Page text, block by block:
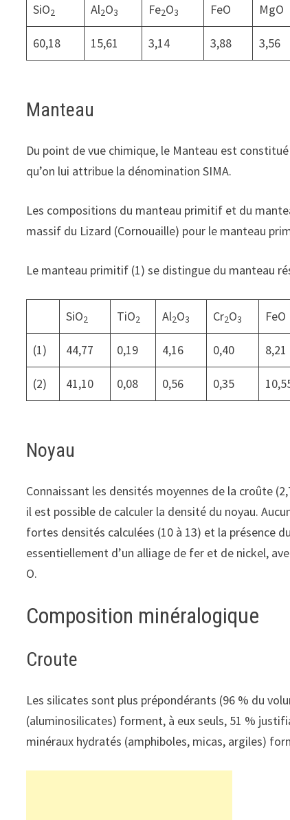
SiO2 Al2O3 Fe2O3 FeO MgO
60,18 15,61 3,14 3,88 3,56
Manteau
Du point de vue chimique, le Manteau est
qu’on lui attribue la dénomination SIMA.
Les compositions du manteau primitif et du
massif du Lizard (Cornouaille) pour le manteau
Le manteau primitif (1) se distingue du manteau
SiO2 TiO2 Al2O3 Cr2O3 FeO
(1) 44,77 0,19 4,16 0,40 8,21
(2) 41,10 0,08 0,56 0,35
Noyau
Connaissant les densités moyennes de la croûte
il est possible de calculer la densité du noyau.
fortes densités calculées (10 à 13) et la présence
essentiellement d’un alliage de fer et de nickel,
O.
Composition minéralogique
Croute
Les silicates sont plus prépondérants (96 % du
(aluminosilicates) forment, à eux seuls, 51 %
minéraux hydratés (amphiboles, micas, argiles)